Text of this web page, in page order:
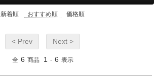
新着順 おすすめ順 価格順
< Prev Next >
全 6 商品 1 - 6 表示